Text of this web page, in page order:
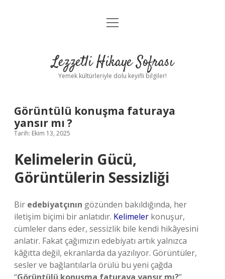
Anasayfa
Yasal Uyarı
menüyü
Lezzetli Hikaye Sofrası
Yemek kültürleriyle dolu keyifli bilgiler!
Görüntülü konuşma faturaya
yansır mı ?
Tarih: Ekim 13, 2025
Kelimelerin Gücü,
Görüntülerin Sessizliği
Bir edebiyatçının gözünden bakıldığında, her
iletişim biçimi bir anlatıdır. Kelimeler konuşur,
cümleler dans eder, sessizlik bile kendi hikâyesini
anlatır. Fakat çağımızın edebiyatı artık yalnızca
kâğıtta değil, ekranlarda da yazılıyor. Görüntüler,
sesler ve bağlantılarla örülü bu yeni çağda